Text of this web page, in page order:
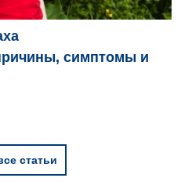
симптомы и
статьи